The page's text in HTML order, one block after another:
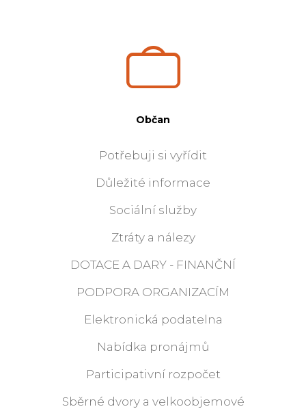
Občan
Potřebuji si vyřídit
Důležité informace
Sociální služby
Ztráty a nálezy
DOTACE A DARY - FINANČNÍ
PODPORA ORGANIZACÍM
Elektronická podatelna
Nabídka pronájmů
Participativní rozpočet
Sběrné dvory a velkoobjemové